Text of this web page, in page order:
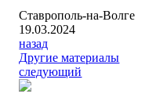
Ставрополь-на-Волге
19.03.2024
назад
Другие материалы
следующий